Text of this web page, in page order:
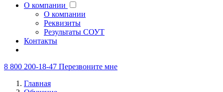
О компании
О компании
Реквизиты
Результаты СОУТ
Контакты
8 800 200-18-47 Перезвоните мне
Главная